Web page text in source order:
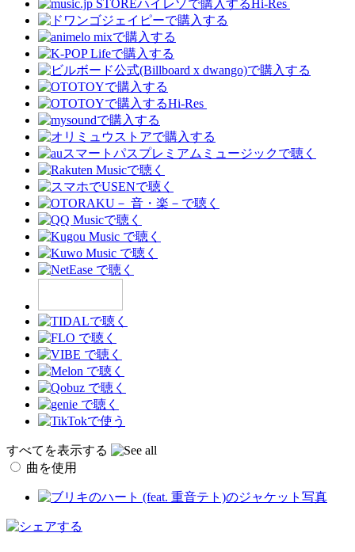
Hi-Res
Hi-Res
すべてを表示する
曲を使用